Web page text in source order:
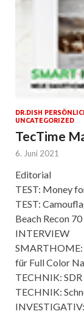
DR.DISH
UNCATEGORIZED
TecTime
6. Juni 2021
Editorial
TEST: Money
TEST:
Beach Recon 70
INTERVIEW
SMARTHOME:
für Full Color
TECHNIK:
TECHNIK: